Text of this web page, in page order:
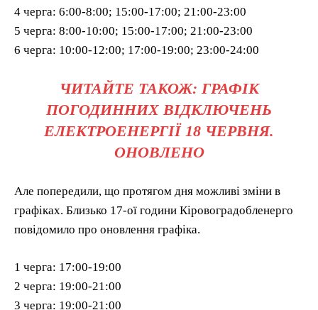
4 черга: 6:00-8:00; 15:00-17:00; 21:00-23:00
5 черга: 8:00-10:00; 15:00-17:00; 21:00-23:00
6 черга: 10:00-12:00; 17:00-19:00; 23:00-24:00
ЧИТАЙТЕ ТАКОЖ: ГРАФІК
ПОГОДИННИХ ВІДКЛЮЧЕНЬ
ЕЛЕКТРОЕНЕРГІЇ 18 ЧЕРВНЯ.
ОНОВЛЕНО
Але попередили, що протягом дня можливі зміни в
графіках. Близько 17-ої години Кіровоградобленерго
повідомило про оновлення графіка.
1 черга: 17:00-19:00
2 черга: 19:00-21:00
3 черга: 19:00-21:00